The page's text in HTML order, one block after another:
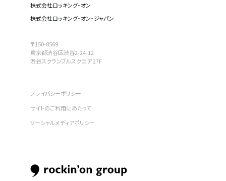
株式会社ロッキング・オン
株式会社ロッキング・オン・ジャパン
〒150-8569
東京都渋谷区渋谷2-24-12
渋谷スクランブルスクエア 27F
プライバシーポリシー
サイトのご利用にあたって
ソーシャルメディアポリシー